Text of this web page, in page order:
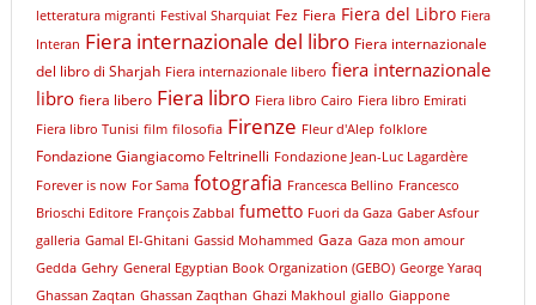
letteratura migranti Festival Sharquiat Fez Fiera Fiera del Libro Fiera
Interan Fiera internazionale del libro Fiera internazionale
del libro di Sharjah Fiera internazionale libero fiera internazionale
libro fiera libero Fiera libro Fiera libro Cairo Fiera libro Emirati
Fiera libro Tunisi film filosofia Firenze Fleur d'Alep folklore
Fondazione Giangiacomo Feltrinelli Fondazione Jean-Luc Lagardère
Forever is now For Sama fotografia Francesca Bellino Francesco
Brioschi Editore François Zabbal fumetto Fuori da Gaza Gaber Asfour
galleria Gamal El-Ghitani Gassid Mohammed Gaza Gaza mon amour
Gedda Gehry General Egyptian Book Organization (GEBO) George Yaraq
Ghassan Zaqtan Ghassan Zaqthan Ghazi Makhoul giallo Giappone